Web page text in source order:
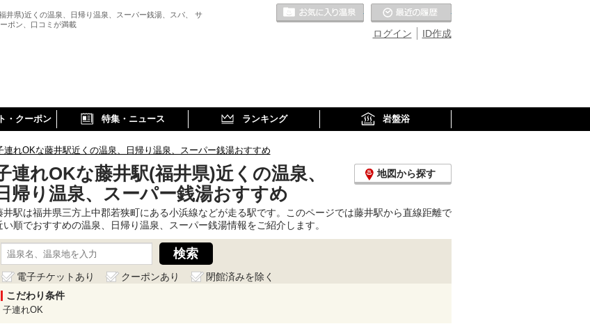
井県)近くの温泉、日帰り温泉、スーパー銭湯、スパ、 サ
ポン、口コミが満載
ID作成
ログイン
お気に入りの温泉
・クーポン 特集・ニュース ランキング 岩盤浴
連れOKな藤井駅近くの温泉、日帰り温泉、スーパー銭湯おすすめ
連れOKな藤井駅(福井県)近くの温泉、
帰り温泉、スーパー銭湯おすすめ
地図から探す
井駅は福井県三方上中郡若狭町にある小浜線などが走る駅です。このページでは藤井駅から直線距離で
い順でおすすめの温泉、日帰り温泉、スーパー銭湯情報をご紹介します。
電子チケットあり クーポンあり
閉館済みを除く
こだわり条件
子連れOK